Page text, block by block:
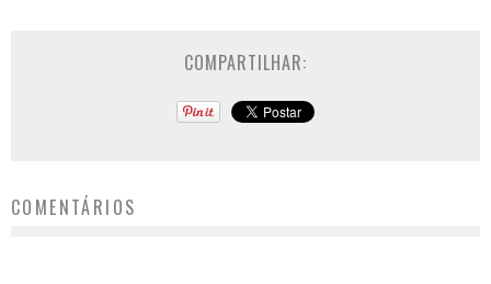
COMPARTILHAR:
COMENTÁRIOS